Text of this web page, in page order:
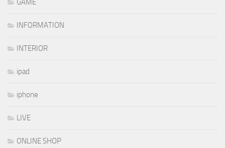
GAME
INFORMATION
INTERIOR
ipad
iphone
LIVE
ONLINE SHOP